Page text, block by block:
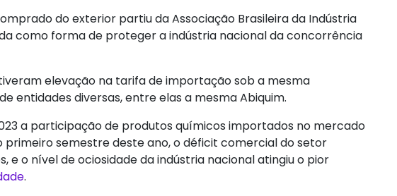
do exterior partiu da Associação Brasileira da Indústria
como forma de proteger a indústria nacional da concorrência
elevação na tarifa de importação sob a mesma
entidades diversas, entre elas a mesma Abiquim.
a participação de produtos químicos importados no mercado
primeiro semestre deste ano, o déficit comercial do setor
e o nível de ociosidade da indústria nacional atingiu o pior
.